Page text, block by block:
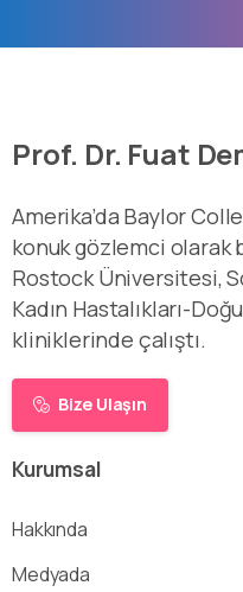
Prof. Dr. Fuat
Amerika’da Baylor
konuk gözlemci olarak
Rostock Üniversitesi,
Kadın Hastalıkları-
kliniklerinde çalıştı.
Bize Ulaşın
Kurumsal
Hakkında
Medyada